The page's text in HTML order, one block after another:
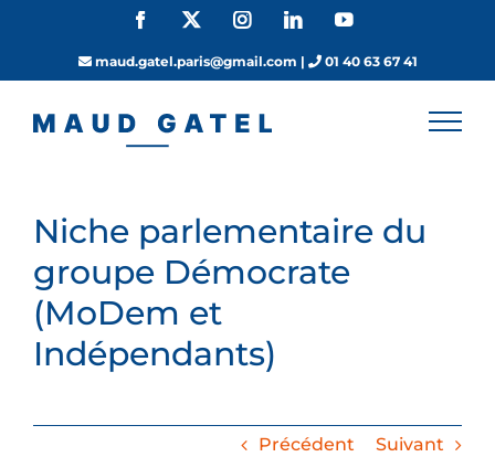
Facebook InstagramLinkedInYouTube
maud.gatel.paris@gmail.com | 01 40 63 67 41
Niche parlementaire du
groupe Démocrate
(MoDem et
Indépendants)
Précédent Suivant